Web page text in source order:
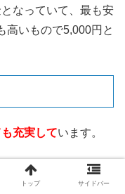
なっていて、最も安
高いもので5,000円と
充実しています。
トップ サイドバー